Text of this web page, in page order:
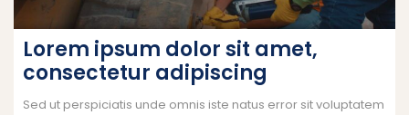
Lorem ipsum dolor sit amet,
consectetur adipiscing
Sed ut perspiciatis unde omnis iste natus error sit voluptatem